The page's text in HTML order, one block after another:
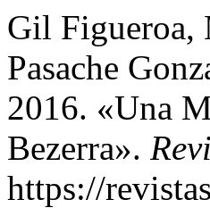
Gil Figueroa,
Pasache
2016. «Una
Bezerra».
https://